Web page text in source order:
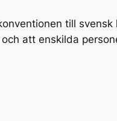
till
att enskilda